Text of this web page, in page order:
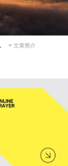
翰一書
事
教會
喜訊
值觀
文章简介